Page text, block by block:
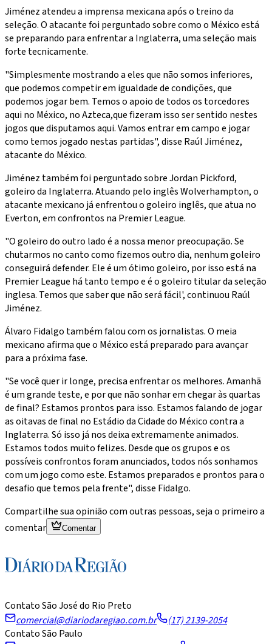
Jiménez atendeu a imprensa mexicana após o treino da
seleção. O atacante foi perguntado sobre como o México está
se preparando para enfrentar a Inglaterra, uma seleção mais
forte tecnicamente.
"Simplesmente mostrando a eles que não somos inferiores,
que podemos competir em igualdade de condições, que
podemos jogar bem. Temos o apoio de todos os torcedores
aqui no México, no Azteca,que fizeram isso ser sentido nestes
jogos que disputamos aqui. Vamos entrar em campo e jogar
como temos jogado nestas partidas", disse Raúl Jiménez,
atacante do México.
Jiménez também foi perguntado sobre Jordan Pickford,
goleiro da Inglaterra. Atuando pelo inglês Wolverhampton, o
atacante mexicano já enfrentou o goleiro inglês, que atua no
Everton, em confrontos na Premier League.
"O goleiro do outro lado é a nossa menor preocupação. Se
chutarmos no canto como fizemos outro dia, nenhum goleiro
conseguirá defender. Ele é um ótimo goleiro, por isso está na
Premier League há tanto tempo e é o goleiro titular da seleção
inglesa. Temos que saber que não será fácil', continuou Raúl
Jiménez.
Álvaro Fidalgo também falou com os jornalistas. O meia
mexicano afirma que o México está preparado para avançar
para a próxima fase.
"Se você quer ir longe, precisa enfrentar os melhores. Amanhã
é um grande teste, e por que não sonhar em chegar às quartas
de final? Estamos prontos para isso. Estamos falando de jogar
as oitavas de final no Estádio da Cidade do México contra a
Inglaterra. Só isso já nos deixa extremamente animados.
Estamos todos muito felizes. Desde que os grupos e os
possíveis confrontos foram anunciados, todos nós sonhamos
com um jogo como este. Estamos preparados e prontos para o
desafio que temos pela frente", disse Fidalgo.
Compartilhe sua opinião com outras pessoas, seja o primeiro a
comentar
Comentar
Contato São José do Rio Preto
comercial@diariodaregiao.com.br
(17) 2139-2054
Contato São Paulo